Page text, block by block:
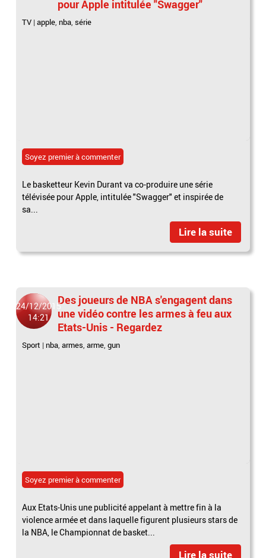
pour Apple intitulée "Swagger"
TV |apple, nba,série
Soyez premier à commenter
Le basketteur Kevin Durant va co-produire une série
télévisée pour Apple, intitulée "Swagger" et inspirée de
sa...
Lire la suite
24/12/2015
14:21
Des joueurs de NBA s'engagent dans
une vidéo contre les armes à feu aux
Etats-Unis - Regardez
Sport | nba,armes,arme,gun
Soyez premier à commenter
Aux Etats-Unis une publicité appelant à mettre fin à la
violence armée et dans laquelle figurent plusieurs stars de
la NBA, le Championnat de basket...
Lire la suite